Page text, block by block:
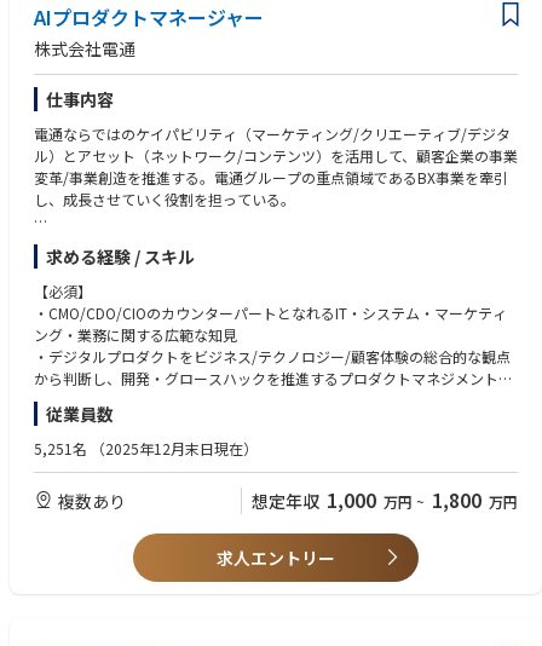
める環境を作っています。
■働く環境について
◎毎週水曜日は7時間で業務を終了する「ノー残業デー」を推進していま
す。
◎日数制限なく出社と在宅を自由に選択できる制度のほかにも、フリーア
ドレス制を導入するなど、自由な働き方を実現しています。
※デスクからテーブルへ：https://www.daiko.co.jp/evolution/gallery
AIプロダクトマネージャー
株式会社電通
仕事内容
電通ならではのケイパビリティ（マーケティング/クリエーティブ/デジタ
ル）とアセット（ネットワーク/コンテンツ）を活用して、顧客企業の事業
変革/事業創造を推進する。電通グループの重点領域であるBX事業を牽引
し、成長させていく役割を担っている。
【仕事内容】
顧客企業の抱える事業課題に対し、既存事業の変革や新規事業創造を共創
プロジェクトとして推進。価値創造の戦略と構想に留まらず、AI技術を活
用した「社内外の」製品やサービスの企画・開発・管理まで、幅広く手掛
けるチャンスがあります。
①経営層/事業責任者と対話しながら潜在課題を引き出し、プロダクト戦
②コアアクションの実行とプロジェクトマネジメントを通じて変革に伴走
する。
③（①と②を通じて）顧客の持続的な成長を実現し、長期的なパートナー
④更には社内外のAIプロダクトのプロダクトマネジメントを行う。
【仕事内容の変更の範囲】
全ての広告・マーケティングサービス、及びコンテンツ・ビジネス等、定
求める経験 / スキル
【必須】
・CMO/CDO/CIOのカウンターパートとなれるIT・システム・マーケティ
ング・業務に関する広範な知見
・デジタルプロダクトをビジネス/テクノロジー/顧客体験の総合的な観点
から判断し、開発・グロースハックを推進するプロダクトマネジメントス
キル
・３年以上のプロダクトマネジメント業務経験、あるいは事業開発の経験
・AI技術の基本的な原理や応用方法、トレンドや市場のニーズを把握し、
・AIサービスのアーキテクチャを設計する能力
・AIサービスのプロダクトマネジメントを行った経験
・プロジェクトを完遂するGRIT力
・相手の課題などを聞き出す状況把握のための傾聴力
・専門領域の話を専門領域外の人にもわかりやすく伝える説明力
従業員数
5,251名 （2025年12月末日現在）
複数あり 想定年収 1,000 万円 ~ 1,800 万円
求人エントリー